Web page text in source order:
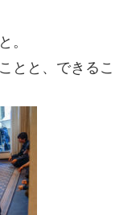
。
とと、できるこ